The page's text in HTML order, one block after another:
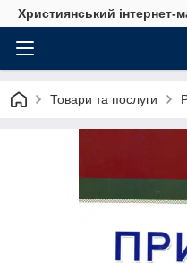
Християнський інтернет-
Товари та послуги